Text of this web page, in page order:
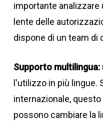
importante
lente delle
dispone di un team di
Supporto multilingua:
l'utilizzo in più lingue.
internazionale,
possono cambiare la